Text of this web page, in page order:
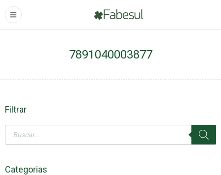
7891040003877
Filtrar
Categorias